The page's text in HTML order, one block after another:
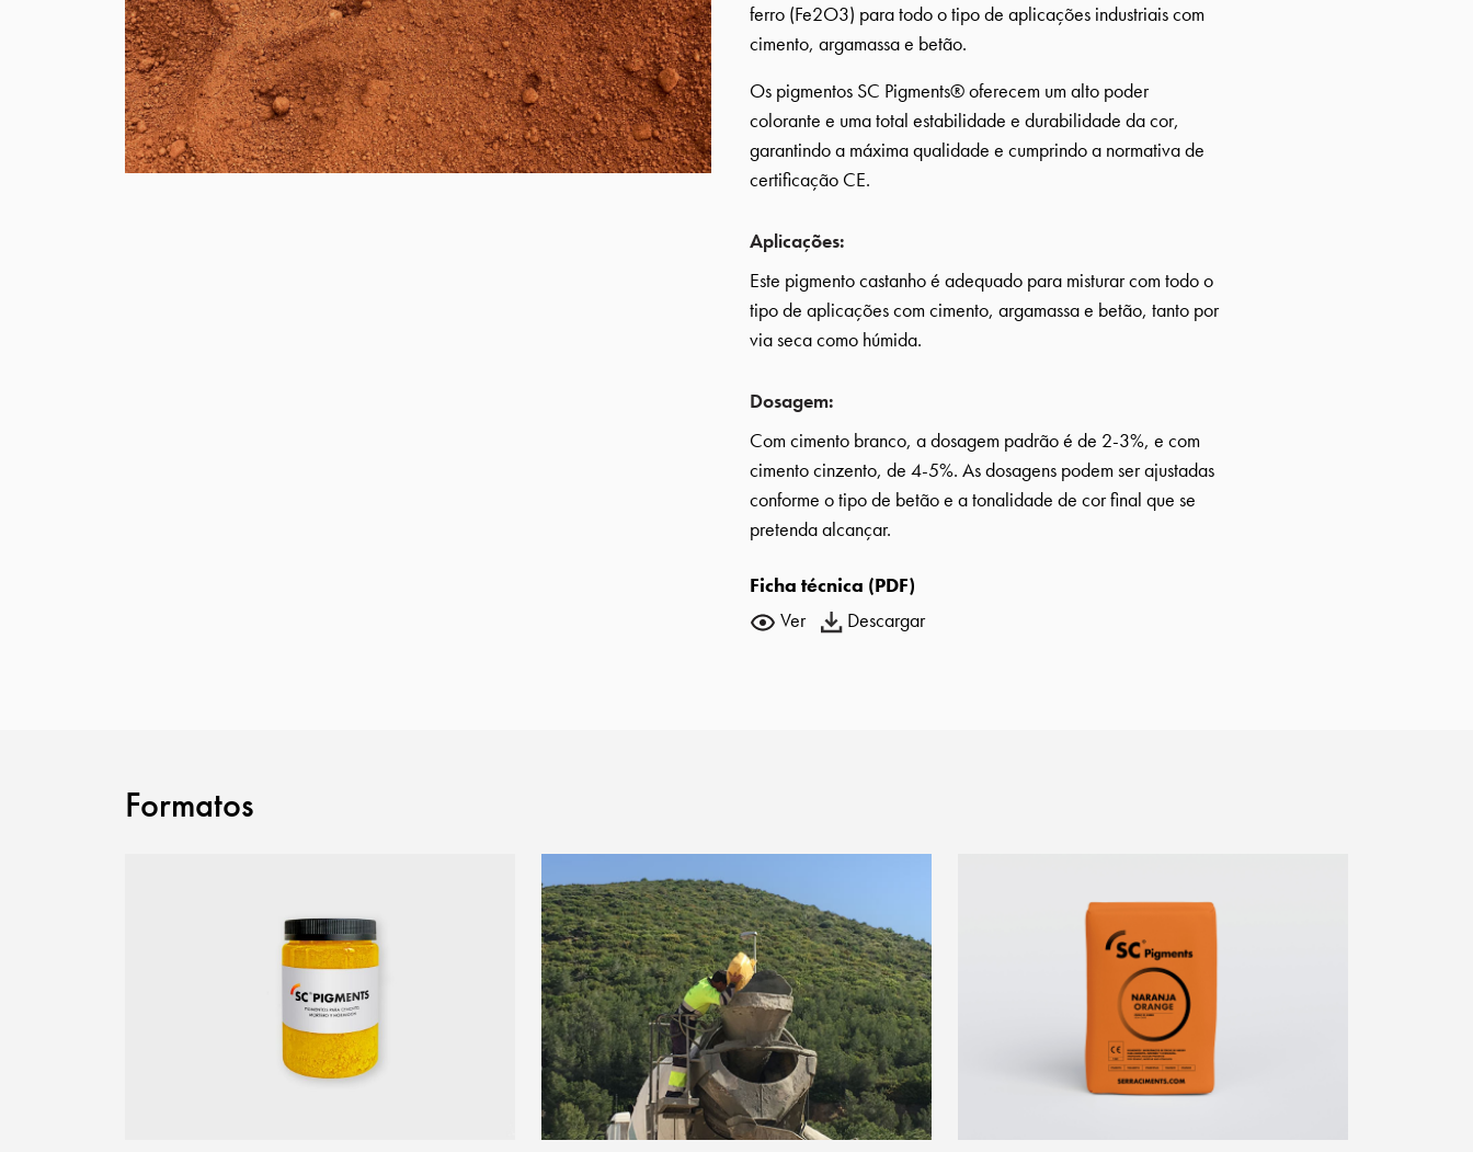
ferro (Fe2O3) para todo o tipo de aplicações industriais com
cimento, argamassa e betão.
Os pigmentos SC Pigments® oferecem um alto poder
colorante e uma total estabilidade e durabilidade da cor,
garantindo a máxima qualidade e cumprindo a normativa de
certificação CE.
Aplicações:
Este pigmento castanho é adequado para misturar com todo o
tipo de aplicações com cimento, argamassa e betão, tanto por
via seca como húmida.
Dosagem:
Com cimento branco, a dosagem padrão é de 2-3%, e com
cimento cinzento, de 4-5%. As dosagens podem ser ajustadas
conforme o tipo de betão e a tonalidade de cor final que se
pretenda alcançar.
Ficha técnica (PDF)
Ver
Descargar
Formatos